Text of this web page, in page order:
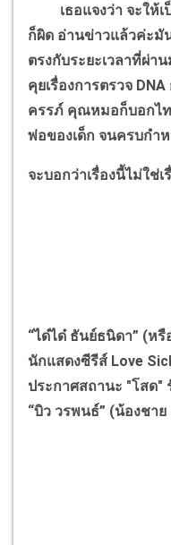
เธอแจงว่า จะให้เป็
ก็ผิด อ่านข่าวแล้วค่ะมั
ตรงกับระยะเวลาที่ผ่า
คุยเรื่องการตรวจ DNA
ครรภ์ คุณหมอก็บอกไ
พ่อของเด็ก จนครบกำ
จะบอกว่าเรื่องนี้ไม่ใช่
“ได๋ได๋ ธันย์ธนิดา” (หรื
นักแสดงซีรีส์ Love
ประกาศสถานะ "โสด"
“บิว วรพนธ์” (น้องชาย